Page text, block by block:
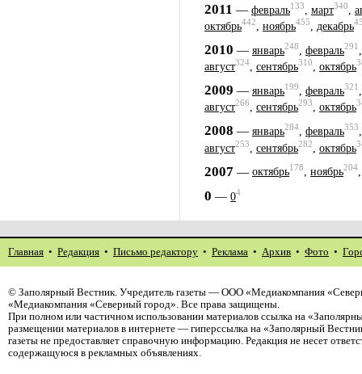
2011 — февраль133 март340
октябрь442, ноябрь455, декабрь
2010 — январь248 февраль291
август324, сентябрь310, октябрь
2009 — январь199 февраль321
август266, сентябрь293, октябрь
2008 — январь284 февраль353
август253 сентябрь282 октябрь
2007 — октябрь178, ноябрь204
0 — 04
Главная • Редакция • Письмо редактору • Реклама • Архив • Фото •
© Заполярный Вестник. Учредитель газеты — ООО «Медиакомпания
«Медиакомпания «Северный город». Все права защищены.
При полном или частичном использовании материалов ссылка на
размещении материалов в интернете — гиперссылка на «Заполярный
газеты не предоставляет справочную информацию. Редакция не несет
содержащуюся в рекламных объявлениях.